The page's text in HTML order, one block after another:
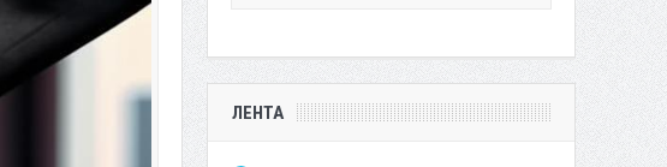
ЛЕНТА